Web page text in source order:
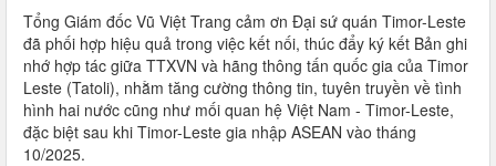
Tổng Giám đốc Vũ Việt Trang cảm ơn Đại sứ quán Timor-Leste
đã phối hợp hiệu quả trong việc kết nối, thúc đẩy ký kết Bản ghi
nhớ hợp tác giữa TTXVN và hãng thông tấn quốc gia của Timor
Leste (Tatoli), nhằm tăng cường thông tin, tuyên truyền về tình
hình hai nước cũng như mối quan hệ Việt Nam - Timor-Leste,
đặc biệt sau khi Timor-Leste gia nhập ASEAN vào tháng
10/2025.